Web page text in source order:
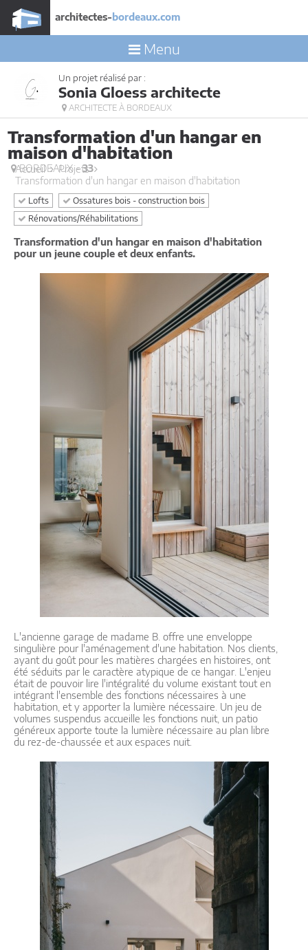
architectes- bordeaux.com
Menu
Un projet réalisé par :
Sonia Gloess architecte
ARCHITECTE À BORDEAUX
Transformation d'un hangar en
maison d'habitation
BORDEAUX -33
Accueil
Projets
Transformation d'un hangar en maison d'habitation
Lofts
Ossatures bois - construction bois
Rénovations/Réhabilitations
Transformation d'un hangar en maison d'habitation
pour un jeune couple et deux enfants.
L'ancienne garage de madame B. offre une enveloppe
singulière pour l'aménagement d'une habitation. Nos clients,
ayant du goût pour les matières chargées en histoires, ont
été séduits par le caractère atypique de ce hangar. L'enjeu
était de pouvoir lire l'intégralité du volume existant tout en
intégrant l'ensemble des fonctions nécessaires à une
habitation, et y apporter la lumière nécessaire. Un jeu de
volumes suspendus accueille les fonctions nuit, un patio
généreux apporte toute la lumière nécessaire au plan libre
du rez-de-chaussée et aux espaces nuit.